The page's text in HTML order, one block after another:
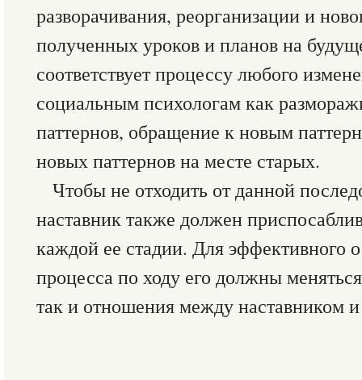
разворачивания, реорганизации и
полученных уроков и планов на
соответствует процессу любого
социальным психологам как
паттернов, обращение к новым
новых паттернов на месте старых.
Чтобы не отходить от данной
наставник также должен
каждой ее стадии. Для эффективного
процесса по ходу его должны
так и отношения между наставником